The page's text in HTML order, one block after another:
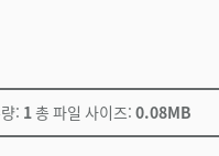
: 1총 파일 사이즈: 0.08MB